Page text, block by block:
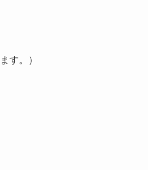
す。）